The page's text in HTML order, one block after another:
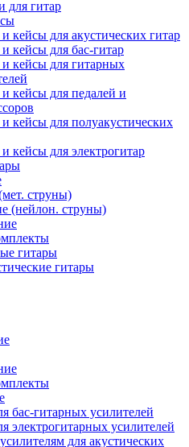
для гитар
кейсы для акустических гитар
кейсы для бас-гитар
кейсы для гитарных
кейсы для педалей и
кейсы для полуакустических
кейсы для электрогитар
струны)
(нейлон. струны)
гитары
гитары
бас-гитарных усилителей
электрогитарных усилителей
для акустических